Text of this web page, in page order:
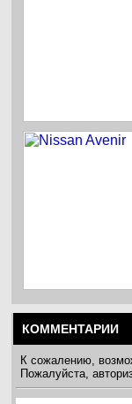
КОММЕНТАРИИ
К сожалению,
Пожалуйста,